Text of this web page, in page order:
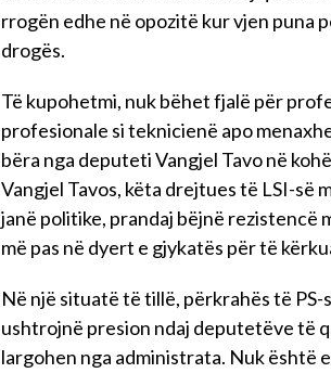
rrogën edhe në opozitë kur vjen puna
drogës.
Të kupohetmi, nuk bëhet fjalë për
profesionale si teknicienë apo
bëra nga deputeti Vangjel Tavo në
Vangjel Tavos, këta drejtues të LSI-së
janë politike, prandaj bëjnë rezistencë
më pas në dyert e gjykatës për të
Në një situatë të tillë, përkrahës të
ushtrojnë presion ndaj deputetëve të
largohen nga administrata. Nuk është